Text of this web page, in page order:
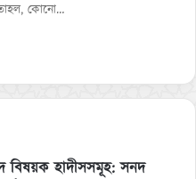
কোনো…
বিষয়ক হাদীসসমূহ: সনদ